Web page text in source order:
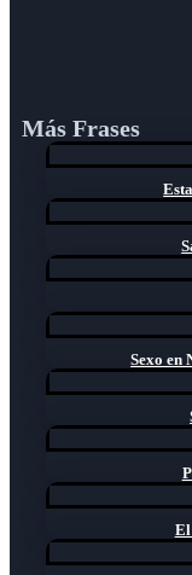
Más Frases
Sexo en
El